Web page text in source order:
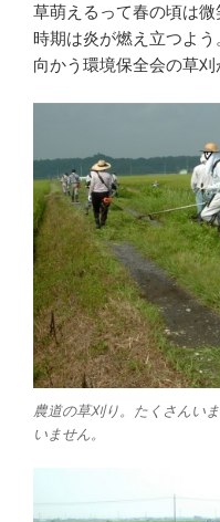
草萌えるって春の頃は
時期は炎が燃え立つよ
向かう環境保全会の草刈
農道の草刈り。たくさんい
いません。